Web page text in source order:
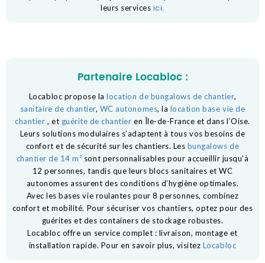
leurs services ici.
Partenaire Locabloc :
Locabloc propose lalocation de bungalows de chantier,
sanitaire de chantier, WC autonomes, la location base vie de
chantier , et guérite de chantier en Île-de-France et dans l’Oise.
Leurs solutions modulaires s’adaptent à tous vos besoins de
confort et de sécurité sur les chantiers. Les bungalows de
chantier de 14 m² sont personnalisables pour accueillir jusqu’à
12 personnes, tandis que leurs blocs sanitaires et WC
autonomes assurent des conditions d’hygiène optimales.
Avec les bases vie roulantes pour 8 personnes, combinez
confort et mobilité. Pour sécuriser vos chantiers, optez pour des
guérites et des containers de stockage robustes.
Locabloc offre un service complet : livraison, montage et
installation rapide. Pour en savoir plus, visitez Locabloc